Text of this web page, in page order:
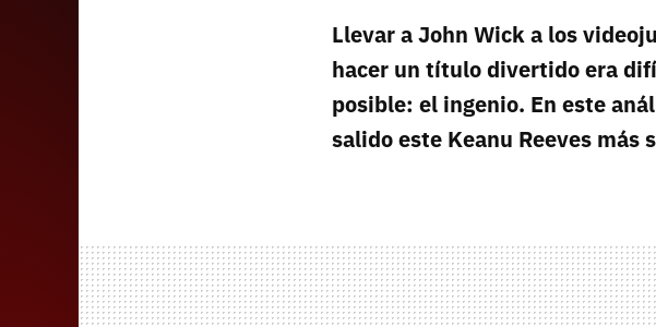
Llevar a John Wick a los
hacer un título divertido era
posible: el ingenio. En este
salido este Keanu Reeves más